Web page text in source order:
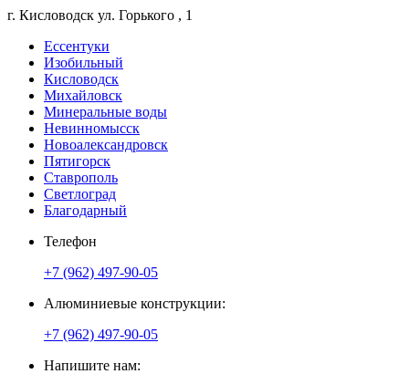
г. Кисловодск ул. Горького , 1
Ессентуки
Изобильный
Кисловодск
Михайловск
Минеральные воды
Невинномысск
Новоалександровск
Пятигорск
Ставрополь
Светлоград
Благодарный
Телефон
+7 (962) 497-90-05
Алюминиевые конструкции:
+7 (962) 497-90-05
Напишите нам: